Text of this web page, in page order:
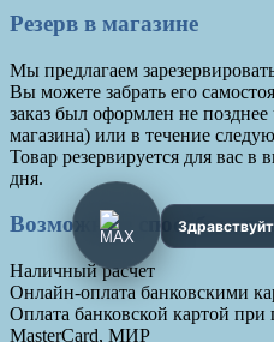
Резерв в магазине
Мы предлагаем
Вы можете забрать его
заказ был оформлен не позднее
магазина) или в течение
Товар резервируется для вас в
дня.
Возможные способы
Наличный расчет
Онлайн-оплата банковскими
Оплата банковской картой при
MasterCard, МИР